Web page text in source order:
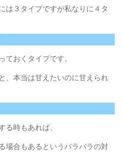
は３タイプですが私なりに４タ
おくタイプです。
、本当は甘えたいのに甘えられ
時もあれば、
場合もあるというバラバラの対